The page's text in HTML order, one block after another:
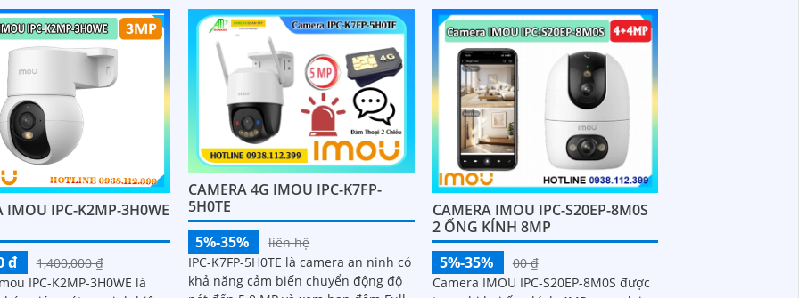
âm rõ ràng
IMOU IPC-K2MP-3H0WE
₫
1,400,000 ₫
IPC-K2MP-3H0WE là
CAMERA 4G IMOU IPC-K7FP-
5H0TE
5%-35%
liên hệ
IPC-K7FP-5H0TE là camera an ninh có
khả năng cảm biến chuyển động độ
CAMERA IMOU IPC-S20EP-8M0S
2 ỐNG KÍNH 8MP
5%-35%
00 ₫
Camera IMOU IPC-S20EP-8M0S được